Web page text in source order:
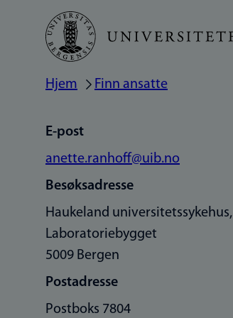
Hopp
hovedinnhold
Navigasjonssti
Hjem Finn ansatte
E-post
anette.ranhoff@uib.no
Besøksadresse
Haukeland universitetssykehus,
Laboratoriebygget
5009 Bergen
Postadresse
Postboks 7804